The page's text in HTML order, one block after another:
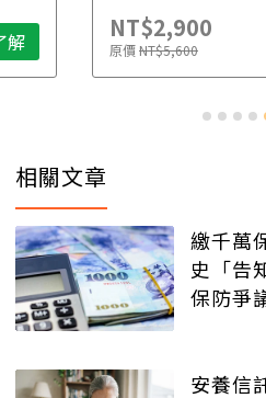
解 NT$2,900
原價NT$5,600
相關文章
繳千萬
史「告
保防爭
安養信